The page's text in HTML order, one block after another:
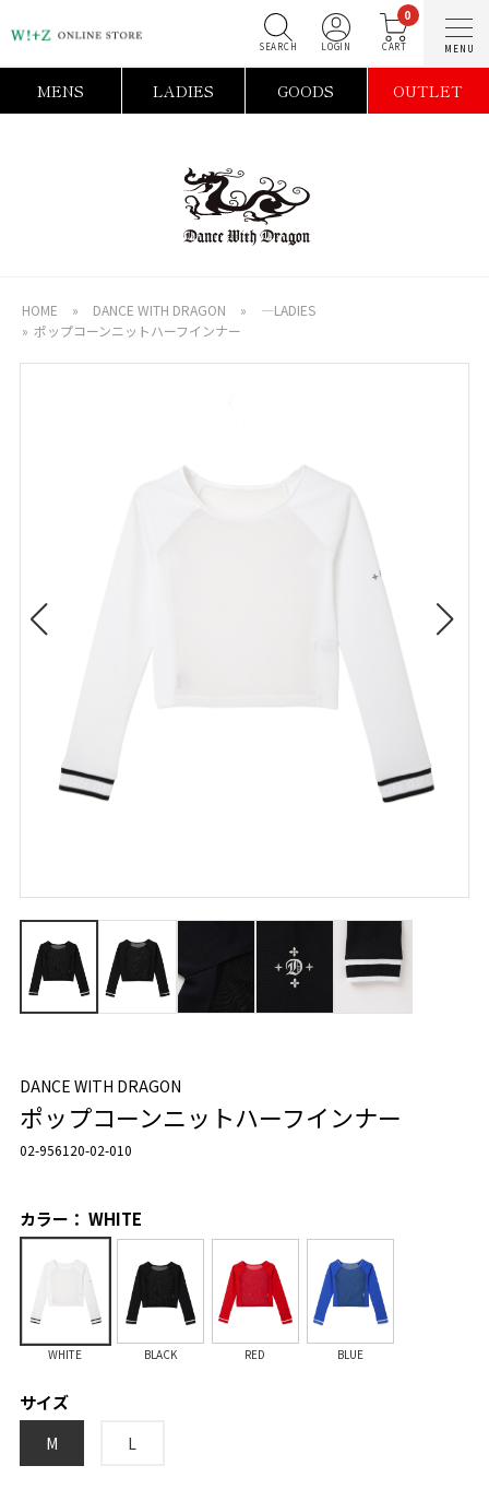
0
MENS LADIES GOODS OUTLET
HOME » DANCE WITH DRAGON »
―LADIES
» ポップコーンニットハーフインナー
DANCE WITH DRAGON
ポップコーンニットハーフインナー
02-956120-02-010
カラー： WHITE
WHITE BLACK RED BLUE
サイズ
M L